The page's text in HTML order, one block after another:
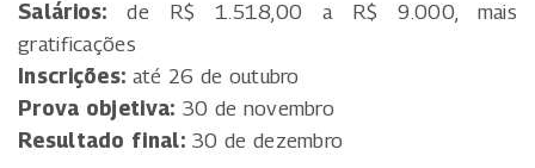
Salários: de R$ 1.518,00 a R$ 9.000, mais
gratificações
Inscrições: até 26 de outubro
Prova objetiva: 30 de novembro
Resultado final:30 de dezembro